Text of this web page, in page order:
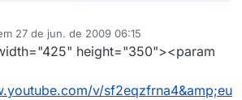
27 de jun. de 2009 06:15
por
height="350"><param
v/sf2eqzfrna4&amp;eu